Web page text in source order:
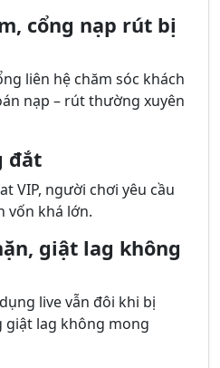
cổng nạp rút bị
liên hệ chăm sóc khách
nạp – rút thường xuyên
đắt
VIP, người chơi yêu cầu
vốn khá lớn.
giật lag không
live vẫn đôi khi bị
giật lag không mong